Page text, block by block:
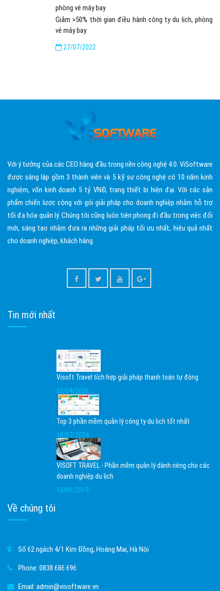
Giảm >50% thời gian điều hành công ty du lịch, phòng
vé máy bay
27/07/2022
Với ý tưởng của các CEO hàng đầu trong nền công nghệ 4.0. ViSoftware
được sáng lập gồm 3 thành viên và 5 kỹ sư công nghệ có 10 năm kinh
nghiệm, vốn kinh doanh 5 tỷ VNĐ, trang thiết bị hiện đại. Với các sản
phẩm chiến lược cộng với gói giải pháp cho doanh nghiệp nhằm hỗ trợ
tối đa hóa quản lý. Chúng tôi cũng luôn tiên phong đi đầu trong việc đổi
mới, sáng tạo nhằm đưa ra những giải pháp tối ưu nhất, hiệu quả nhất
cho doanh nghiệp, khách hàng.
Tin mới nhất
Visoft Travel tích hợp giải pháp thanh toán tự động
02/04/2026
Top 3 phần mềm quản lý công ty du lịch tốt nhất
18/07/2024
VISOFT TRAVEL - Phần mềm quản lý dành riêng cho các
doanh nghiệp du lịch
10/01/2019
Về chúng tôi
Số 62 ngách 4/1 Kim Đồng, Hoàng Mai, Hà Nội
Phone: 0838 686 696
Email: admin@visoftware.vn